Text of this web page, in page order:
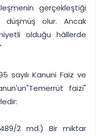
gerçekleştiği
olur. Ancak
olduğu hâllerde
sayılı Kanuni Faiz ve
faizi"
2 md.) Bir miktar